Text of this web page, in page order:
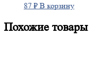
87 ₽ В корзину
Похожие товары